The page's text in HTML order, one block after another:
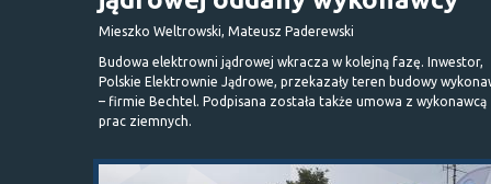
Mieszko Weltrowski, Mateusz Paderewski
Budowa elektrowni jądrowej wkracza w kolejną fazę. Inwestor,
Polskie Elektrownie Jądrowe, przekazały teren budowy
– firmie Bechtel. Podpisana została także umowa z wykonawcą
prac ziemnych.